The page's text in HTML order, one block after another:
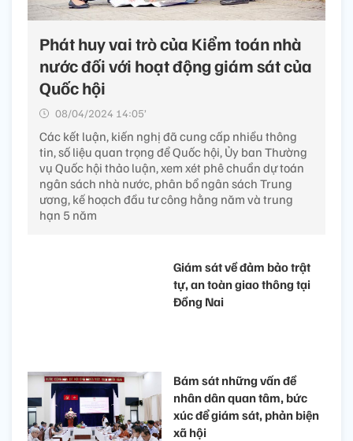
Phát huy vai trò của Kiểm toán nhà
nước đối với hoạt động giám sát của
Quốc hội
08/04/2024 14:05’
Các kết luận, kiến nghị đã cung cấp nhiều thông
tin, số liệu quan trọng để Quốc hội, Ủy ban Thường
vụ Quốc hội thảo luận, xem xét phê chuẩn dự toán
ngân sách nhà nước, phân bổ ngân sách Trung
ương, kế hoạch đầu tư công hằng năm và trung
hạn 5 năm
Giám sát về đảm bảo trật
tự, an toàn giao thông tại
Đồng Nai
Bám sát những vấn đề
nhân dân quan tâm, bức
xúc để giám sát, phản biện
xã hội